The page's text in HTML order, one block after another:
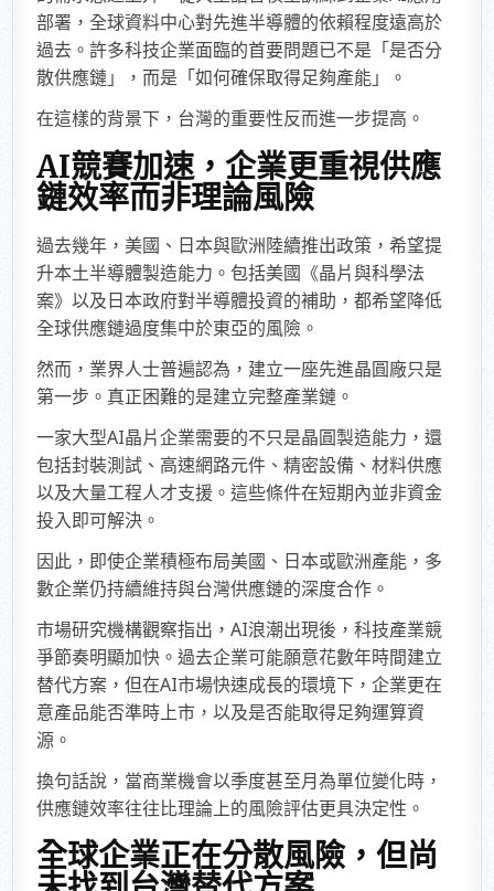
部署，全球資料中心對先進半導體的依賴程度遠高於
過去。許多科技企業面臨的首要問題已不是「是否分
散供應鏈」，而是「如何確保取得足夠產能」。
在這樣的背景下，台灣的重要性反而進一步提高。
AI競賽加速，企業更重視供應
鏈效率而非理論風險
過去幾年，美國、日本與歐洲陸續推出政策，希望提
升本土半導體製造能力。包括美國《晶片與科學法
案》以及日本政府對半導體投資的補助，都希望降低
全球供應鏈過度集中於東亞的風險。
然而，業界人士普遍認為，建立一座先進晶圓廠只是
第一步。真正困難的是建立完整產業鏈。
一家大型AI晶片企業需要的不只是晶圓製造能力，還
包括封裝測試、高速網路元件、精密設備、材料供應
以及大量工程人才支援。這些條件在短期內並非資金
投入即可解決。
因此，即使企業積極布局美國、日本或歐洲產能，多
數企業仍持續維持與台灣供應鏈的深度合作。
市場研究機構觀察指出，AI浪潮出現後，科技產業競
爭節奏明顯加快。過去企業可能願意花數年時間建立
替代方案，但在AI市場快速成長的環境下，企業更在
意產品能否準時上市，以及是否能取得足夠運算資
源。
換句話說，當商業機會以季度甚至月為單位變化時，
供應鏈效率往往比理論上的風險評估更具決定性。
全球企業正在分散風險，但尚